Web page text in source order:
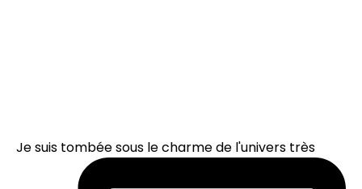
Je suis tombée sous le charme de l'univers très